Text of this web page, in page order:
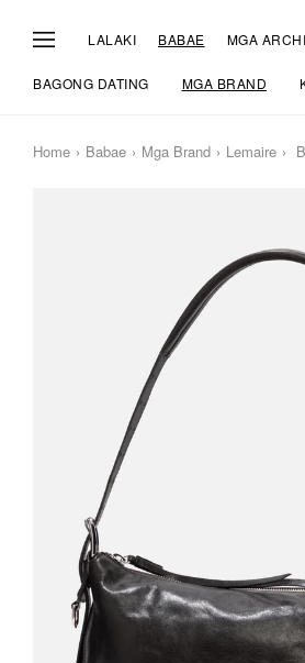
LALAKI BABAE MGA
BAGONG DATING MGA BRAND
Home Babae Mga Brand Lemaire